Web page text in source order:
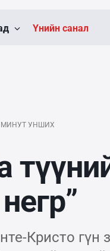
Үнийн санал
МИНУТ УНШИХ
Кристо гүн